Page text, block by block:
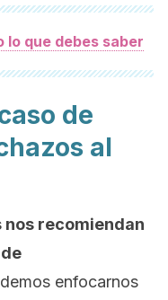
lo que debes saber
de
al
nos recomiendan
enfocarnos